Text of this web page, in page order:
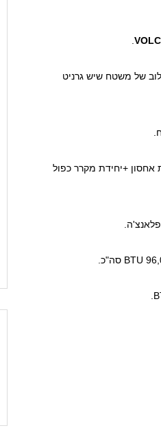
לתנאי חוץ ובשילוב של משטח שיש גרניט
אחסון +יחידת מקרר כפול